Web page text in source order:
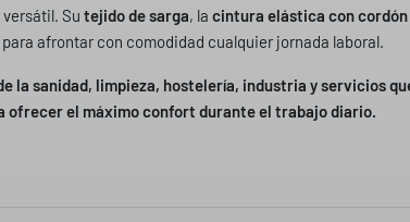
Su tejido de sarga, la cintura elástica con
afrontar con comodidad cualquier jornada laboral.
la sanidad, limpieza, hostelería, industria y servicios
ofrecer el máximo confort durante el trabajo diario.